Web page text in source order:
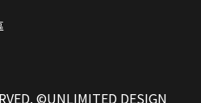
©UNLIMITED DESIGN